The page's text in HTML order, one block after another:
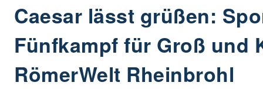
Caesar lässt grüßen:
Fünfkampf für Groß und
RömerWelt Rheinbrohl